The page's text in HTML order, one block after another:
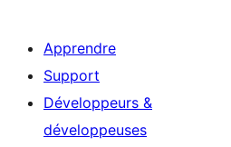
Apprendre
Support
Développeurs &
développeuses